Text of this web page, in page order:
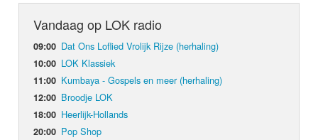
Vandaag op LOK radio
09:00 Dat Ons Loflied Vrolijk Rijze (herhaling)
10:00 LOK Klassiek
11:00 Kumbaya - Gospels en meer (herhaling)
12:00 Broodje LOK
18:00 Heerlijk-Hollands
20:00 Pop Shop